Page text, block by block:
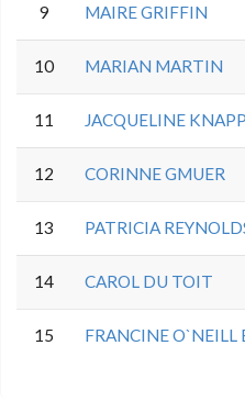
9 MAIRE GRIFFIN
10 MARIAN MARTIN
11 JACQUELINE KNAPP
12 CORINNE GMUER
13 PATRICIA
14 CAROL DU TOIT
15 FRANCINE O`NEILL